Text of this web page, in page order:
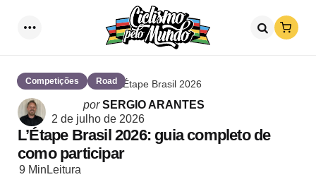
Loja
Competições RoadL'Étape Brasil 2026
Postado
por
porSERGIO ARANTES
2 de julho de 2026
L’Étape Brasil 2026: guia completo de
como participar
9 Min Leitura